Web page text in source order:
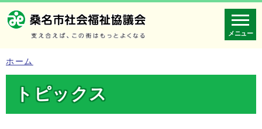
メニュー
ホーム
トピックス